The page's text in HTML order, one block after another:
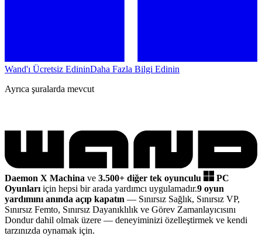
Wand'ı Ücretsiz EdininDaha Fazla Bilgi Edinin
Ayrıca şuralarda mevcut
Daemon X Machina ve 3.500+ diğer tek oyunculu
PC
Oyunları için hepsi bir arada yardımcı uygulamadır.9 oyun
yardımını anında açıp kapatın — Sınırsız Sağlık, Sınırsız VP,
Sınırsız Femto, Sınırsız Dayanıklılık ve Görev Zamanlayıcısını
Dondur dahil olmak üzere — deneyiminizi özelleştirmek ve kendi
tarzınızda oynamak için.